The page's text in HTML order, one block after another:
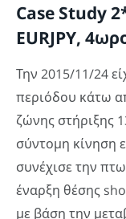
Case Study
EURJPY,
Την 2015/11/24
περιόδου κάτω
ζώνης στήριξης
σύντομη κίνηση
συνέχισε την
έναρξη θέσης
με βάση την